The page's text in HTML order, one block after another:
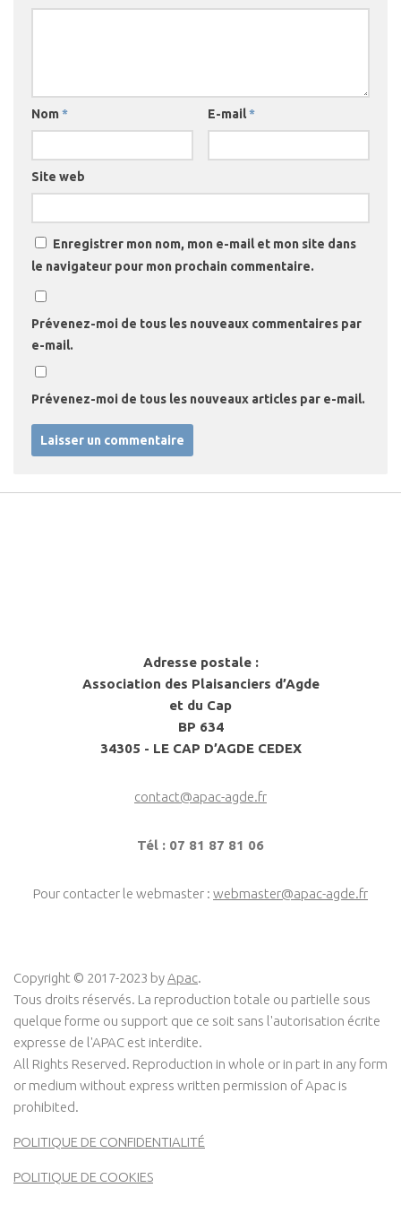
Nom * E-mail*
Site web
Enregistrer mon nom, mon e-mail et mon site dans
le navigateur pour mon prochain commentaire.
Prévenez-moi de tous les nouveaux commentaires par
e-mail.
Prévenez-moi de tous les nouveaux articles par e-mail.
Adresse postale :
Association des Plaisanciers d’Agde
et du Cap
BP 634
34305 - LE CAP D’AGDE CEDEX
contact@apac-agde.fr
Tél : 07 81 87 81 06
Pour contacter le webmaster : webmaster@apac-agde.fr
Copyright © 2017-2023 byApac.
Tous droits réservés. La reproduction totale ou partielle sous
quelque forme ou support que ce soit sans l'autorisation écrite
expresse de l'APAC est interdite.
All Rights Reserved. Reproduction in whole or in part in any form
or medium without express written permission of Apac is
prohibited.
POLITIQUE DE CONFIDENTIALITÉ
POLITIQUE DE COOKIES